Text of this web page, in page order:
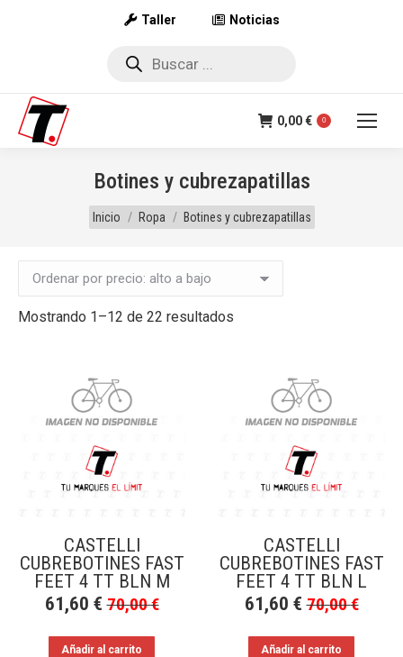
Taller Noticias
Búsqueda
0,00€ 0
Botines y cubrezapatillas
Estás aquí:
Inicio Ropa Botines y cubrezapatillas
Mostrando 1–12 de 22 resultados
bajo
CASTELLI
CUBREBOTINES FAST
FEET 4 TT BLN M
61,60 € 70,00€
Añadir al carrito
CASTELLI
CUBREBOTINES FAST
FEET 4 TT BLN L
61,60 € 70,00€
Añadir al carrito